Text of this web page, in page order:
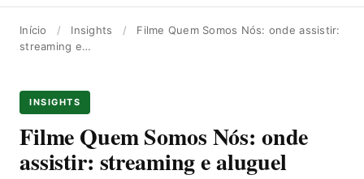
Início / Insights /
Filme Quem Somos Nós: onde assistir:
streaming e…
INSIGHTS
Filme Quem Somos Nós: onde
assistir: streaming e aluguel